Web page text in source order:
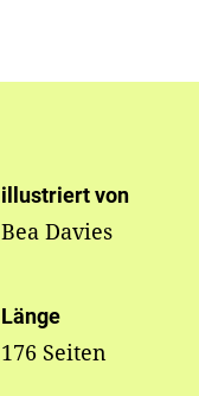
illustriert von
Bea Davies
Länge
176 Seiten